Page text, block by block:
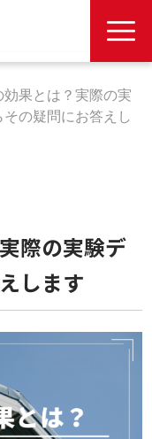
果とは？実際の実
の疑問にお答えし
際の実験デ
します